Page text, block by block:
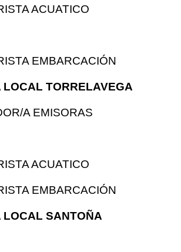
ACUATICO
EMBARCACIÓN
LOCAL TORRELAVEGA
A EMISORAS
ACUATICO
EMBARCACIÓN
LOCAL SANTOÑA